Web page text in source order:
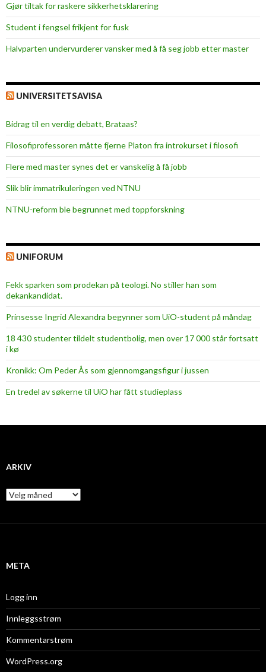
Gjør tiltak for raskere sikkerhets­klarering
Student i fengsel frikjent for fusk
Halvparten undervurderer vansker med å få seg jobb etter master
UNIVERSITETSAVISA
Bidrag til en verdig debatt, Brataas?
Filosofiprofessoren måtte fjerne Platon fra introkurset i filosofi
Flere med master synes det er vanskelig å få jobb
Slik blir immatrikuleringen ved NTNU
NTNU-reform ble begrunnet med toppforskning
UNIFORUM
Fekk sparken som prodekan på teologi. No stiller han som
dekankandidat.
Prinsesse Ingrid Alexandra begynner som UiO-student på måndag
18 430 studenter tildelt studentbolig, men over 17 000 står fortsatt
i kø
Kronikk: Om Peder Ås som gjennomgangsfigur i jussen
En tredel av søkerne til UiO har fått studieplass
ARKIV
A
r
i
META
Logg inn
Innleggsstrøm
Kommentarstrøm
WordPress.org